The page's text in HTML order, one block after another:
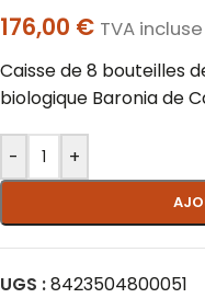
176,00 € TVA incluse
Caisse de 8 bouteilles
biologique Baronia de
- +
UGS :8423504800051